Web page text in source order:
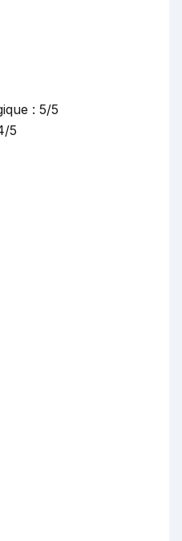
: 5/5
5